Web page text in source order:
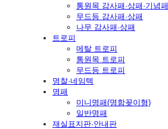
통원목 감사패·상패·기념패
무드등 감사패·상패
나무 감사패·상패
트로피
메탈 트로피
통원목 트로피
무드등 트로피
명찰·네임텍
명패
미니명패(명함꽂이형)
일반명패
재실표지판·안내판